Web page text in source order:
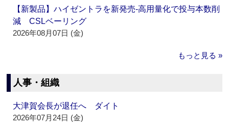
【新製品】ハイゼントラを新発売‐高用量化で投与本数削
減 CSLベーリング
2026年08月07日 (金)
もっと見る »
人事・組織
大津賀会長が退任へ ダイト
2026年07月24日 (金)